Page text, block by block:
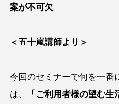
案が不可欠
＜五十嵐講師より＞
今回のセミナーで何を一番
は、
「ご利用者様の望む生